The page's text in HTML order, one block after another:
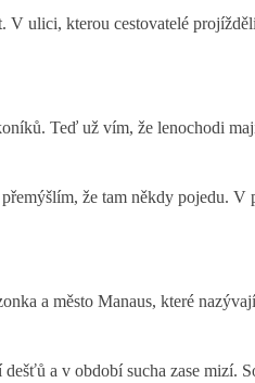
ulici, kterou cestovatelé
Teď už vím, že lenochodi
že tam někdy pojedu. V
a město Manaus, které
a v období sucha zase mizí.